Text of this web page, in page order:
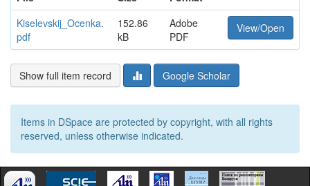
Kiselevskij_Ocenka.
pdf
152.86
kB
Adobe
PDF
View/Open
Show full item record Google Scholar
Items in DSpace are protected by copyright, with all rights
reserved, unless otherwise indicated.